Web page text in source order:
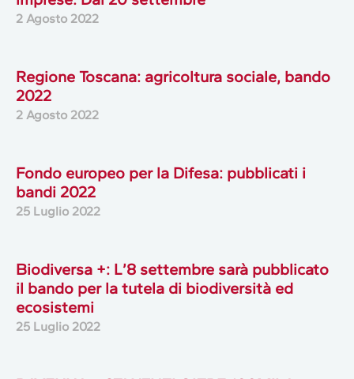
2 Agosto 2022
Regione Toscana: agricoltura sociale, bando
2022
2 Agosto 2022
Fondo europeo per la Difesa: pubblicati i
bandi 2022
25 Luglio 2022
Biodiversa +: L’8 settembre sarà pubblicato
il bando per la tutela di biodiversità ed
ecosistemi
25 Luglio 2022